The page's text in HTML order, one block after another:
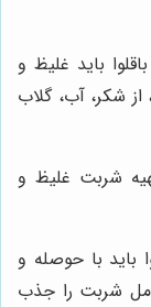
باید غلیظ و
شکر، آب، گلاب
شربت غلیظ و
باید با حوصله و
شربت را جذب